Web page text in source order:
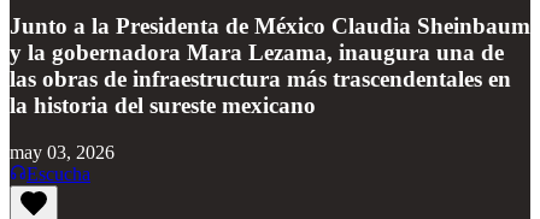
Junto a la Presidenta de México Claudia Sheinbaum
y la gobernadora Mara Lezama, inaugura una de
las obras de infraestructura más trascendentales en
la historia del sureste mexicano
may 03, 2026
Escucha